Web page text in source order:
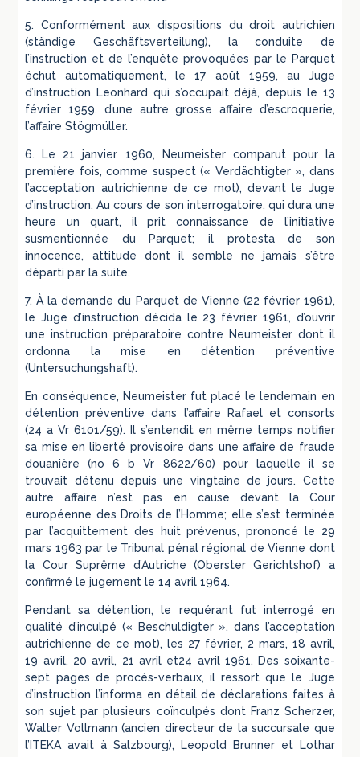
5. Conformément aux dispositions du droit autrichien
(ständige Geschäftsverteilung), la conduite de
l’instruction et de l’enquête provoquées par le Parquet
échut automatiquement, le 17 août 1959, au Juge
d’instruction Leonhard qui s’occupait déjà, depuis le 13
février 1959, d’une autre grosse affaire d’escroquerie,
l’affaire Stögmüller.
6. Le 21 janvier 1960, Neumeister comparut pour la
première fois, comme suspect (« Verdächtigter », dans
l’acceptation autrichienne de ce mot), devant le Juge
d’instruction. Au cours de son interrogatoire, qui dura une
heure un quart, il prit connaissance de l’initiative
susmentionnée du Parquet; il protesta de son
innocence, attitude dont il semble ne jamais s’être
départi par la suite.
7. À la demande du Parquet de Vienne (22 février 1961),
le Juge d’instruction décida le 23 février 1961, d’ouvrir
une instruction préparatoire contre Neumeister dont il
ordonna la mise en détention préventive
(Untersuchungshaft).
En conséquence, Neumeister fut placé le lendemain en
détention préventive dans l’affaire Rafael et consorts
(24 a Vr 6101/59). Il s’entendit en même temps notifier
sa mise en liberté provisoire dans une affaire de fraude
douanière (no 6 b Vr 8622/60) pour laquelle il se
trouvait détenu depuis une vingtaine de jours. Cette
autre affaire n’est pas en cause devant la Cour
européenne des Droits de l’Homme; elle s’est terminée
par l’acquittement des huit prévenus, prononcé le 29
mars 1963 par le Tribunal pénal régional de Vienne dont
la Cour Suprême d’Autriche (Oberster Gerichtshof) a
confirmé le jugement le 14 avril 1964.
Pendant sa détention, le requérant fut interrogé en
qualité d’inculpé (« Beschuldigter », dans l’acceptation
autrichienne de ce mot), les 27 février, 2 mars, 18 avril,
19 avril, 20 avril, 21 avril et24 avril 1961. Des soixante-
sept pages de procès-verbaux, il ressort que le Juge
d’instruction l’informa en détail de déclarations faites à
son sujet par plusieurs coïnculpés dont Franz Scherzer,
Walter Vollmann (ancien directeur de la succursale que
l’ITEKA avait à Salzbourg), Leopold Brunner et Lothar